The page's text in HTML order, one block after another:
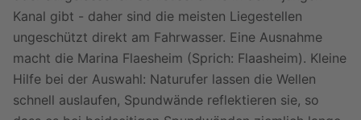
Kanal gibt - daher sind die meisten Liegestellen
ungeschützt direkt am Fahrwasser. Eine Ausnahme
macht die Marina Flaesheim (Sprich: Flaasheim). Kleine
Hilfe bei der Auswahl: Naturufer lassen die Wellen
schnell auslaufen, Spundwände reflektieren sie, so